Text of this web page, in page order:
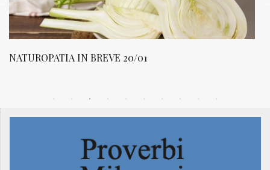
NATUROPATIA IN BREVE 20/01